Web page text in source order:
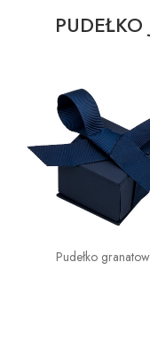
PUDEŁKO
Pudełko